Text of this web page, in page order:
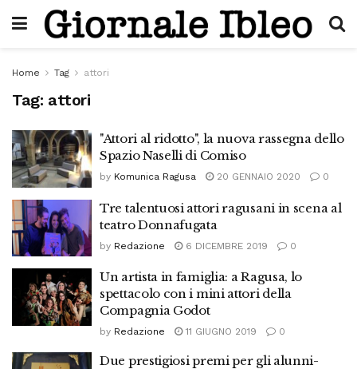
Home Tag attori
Tag: attori
"Attori al ridotto", la nuova rassegna dello
Spazio Naselli di Comiso
by Komunica Ragusa 20 GENNAIO 2020 0
Tre talentuosi attori ragusani in scena al
teatro Donnafugata
by Redazione 6 DICEMBRE 2019 0
Un artista in famiglia: a Ragusa, lo
spettacolo con i mini attori della
Compagnia Godot
by Redazione 11 GIUGNO 2019 0
Due prestigiosi premi per gli alunni-